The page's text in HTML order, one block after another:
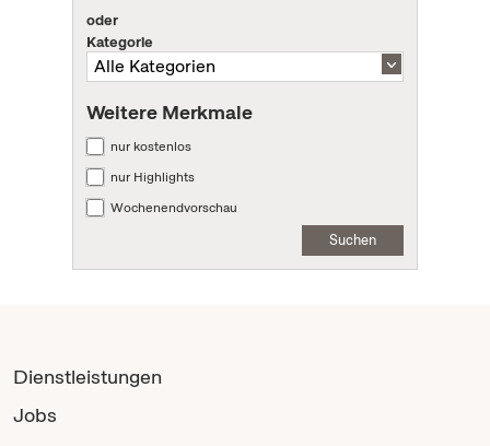
oder
Kategorie
Weitere Merkmale
nur kostenlos
nur Highlights
Wochenendvorschau
Suchen
Dienstleistungen
Jobs